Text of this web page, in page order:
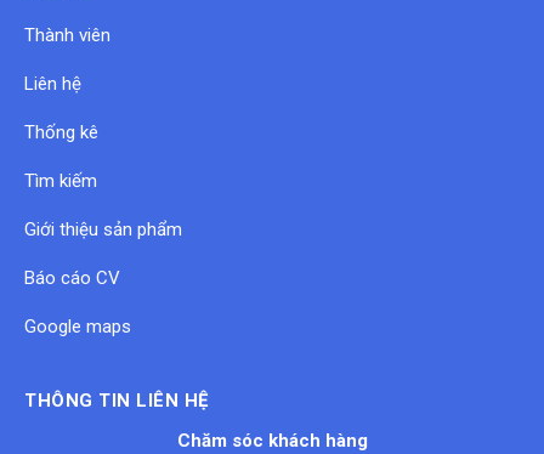
Thành viên
Liên hệ
Thống kê
Tìm kiếm
Giới thiệu sản phẩm
Báo cáo CV
Google maps
THÔNG TIN LIÊN HỆ
Chăm sóc khách hàng